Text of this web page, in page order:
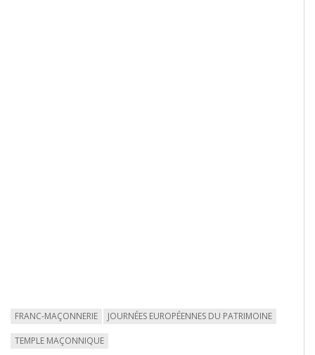
FRANC-MAÇONNERIE JOURNÉES EUROPÉENNES DU PATRIMOINE
TEMPLE MAÇONNIQUE